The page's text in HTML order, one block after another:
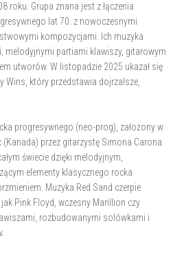
roku. Grupa znana jest z łączenia
lat 70. z nowoczesnymi
kompozycjami. Ich muzyka
melodyjnymi partiami klawiszy, gitarowym
utworów. W listopadzie 2025 ukazał się
Wins, który przedstawia dojrzalsze,
progresywnego (neo-prog), założony w
przez gitarzystę Simona Carona.
świecie dzięki melodyjnym,
elementy klasycznego rocka
Muzyka Red Sand czerpie
Pink Floyd, wczesny Marillion czy
rozbudowanymi solówkami i